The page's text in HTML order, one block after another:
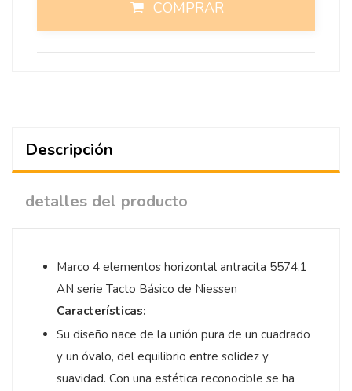
COMPRAR
Descripción
detalles del producto
Marco 4 elementos horizontal antracita 5574.1
AN serie Tacto Básico de Niessen
Características:
Su diseño nace de la unión pura de un cuadrado
y un óvalo, del equilibrio entre solidez y
suavidad. Con una estética reconocible se ha